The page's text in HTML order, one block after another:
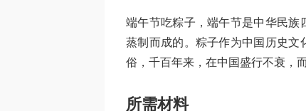
端午节吃粽子，端午节是中华民
蒸制而成的。粽子作为中国历史
俗，千百年来，在中国盛行不衰，
所需材料